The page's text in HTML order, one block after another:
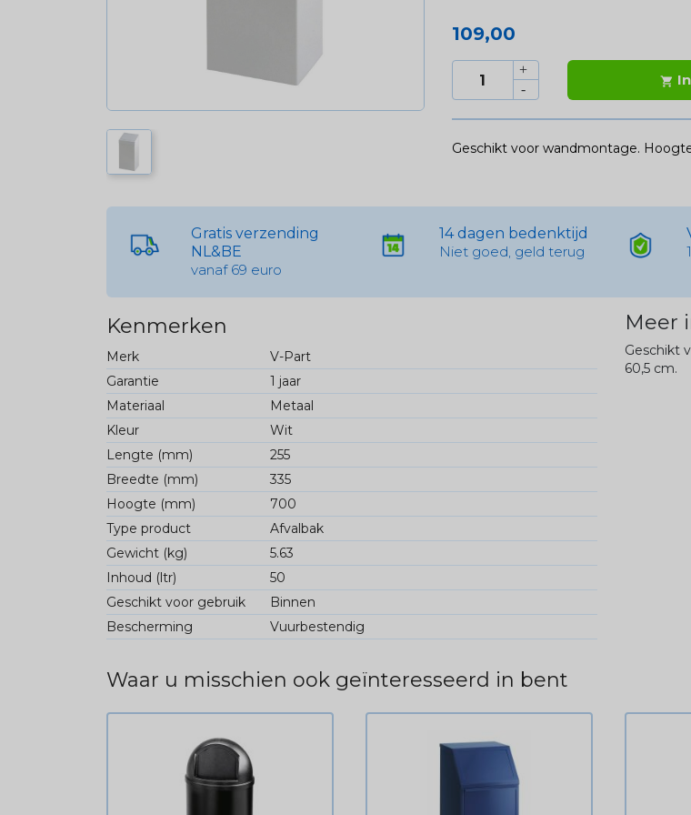
109,00

Geschikt voor wandmontage.
Gratis verzending
NL&BE
vanaf 69 euro
14 dagen bedenktijd
Niet goed, geld terug
Kenmerken
Merk
V-Part
Garantie
1 jaar
Materiaal
Metaal
Kleur
Wit
Lengte (mm)
255
Breedte (mm)
335
Hoogte (mm)
700
Type product
Afvalbak
Gewicht (kg)
5.63
Inhoud (ltr)
50
Geschikt voor gebruik
Binnen
Bescherming
Vuurbestendig
Meer
Geschikt
60,5 cm.
Waar u misschien ook geïnteresseerd in bent